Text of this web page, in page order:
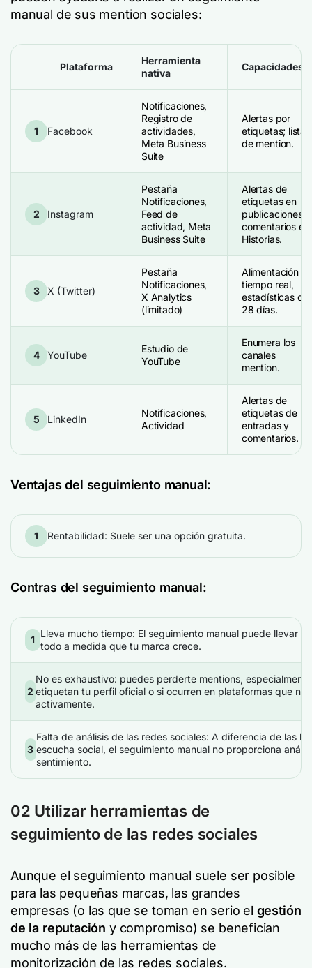
manual de sus mention sociales:
Plataforma
Herramienta
nativa
Capacidades
1 Facebook
Notificaciones,
Registro de
actividades,
Meta Business
Suite
Alertas por
etiquetas; lista
de mention.
2 Instagram
Pestaña
Notificaciones,
Feed de
actividad, Meta
Business Suite
Alertas de
etiquetas en
publicaciones,
comentarios e
Historias.
3 X (Twitter)
Pestaña
Notificaciones,
X Analytics
(limitado)
Alimentación en
tiempo real,
estadísticas de
28 días.
4 YouTube
Estudio de
YouTube
Enumera los
canales
mention.
5 LinkedIn
Notificaciones,
Actividad
Alertas de
etiquetas de
entradas y
comentarios.
Ventajas del seguimiento manual:
1 Rentabilidad: Suele ser una opción gratuita.
Contras del seguimiento manual:
1
Lleva mucho tiempo: El seguimiento manual puede llevar
todo a medida que tu marca crece.
2
No es exhaustivo: puedes perderte mentions,
etiquetan tu perfil oficial o si ocurren en plataformas que no
activamente.
3
Falta de análisis de las redes sociales: A diferencia de las
escucha social, el seguimiento manual no proporciona
sentimiento.
02 Utilizar herramientas de
seguimiento de las redes sociales
Aunque el seguimiento manual suele ser posible
para las pequeñas marcas, las grandes
empresas (o las que se toman en serio el gestión
de la reputación y compromiso) se benefician
mucho más de las herramientas de
monitorización de las redes sociales.